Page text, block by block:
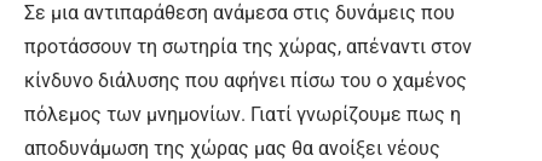
Σε μια αντιπαράθεση ανάμεσα στις δυνάμεις που
προτάσσουν τη σωτηρία της χώρας, απέναντι στον
κίνδυνο διάλυσης που αφήνει πίσω του ο χαμένος
πόλεμος των μνημονίων. Γιατί γνωρίζουμε πως η
αποδυνάμωση της χώρας μας θα ανοίξει νέους